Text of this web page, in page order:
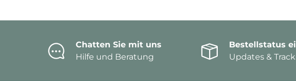
Chatten Sie mit uns
Hilfe und Beratung
Bestellstatus
Updates &